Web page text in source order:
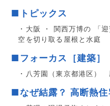
■トピックス
・大阪 ・ 関西万博の 「
空を切り取る屋根と水庭
■フォーカス［建築］
・八芳園（東京都港区）
■なぜ結露？ 高断熱住